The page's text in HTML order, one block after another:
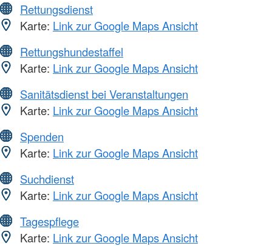
Rettungsdienst
Karte: Link zur Google Maps Ansicht
Rettungshundestaffel
Karte: Link zur Google Maps Ansicht
Sanitätsdienst bei Veranstaltungen
Karte: Link zur Google Maps Ansicht
Spenden
Karte: Link zur Google Maps Ansicht
Suchdienst
Karte: Link zur Google Maps Ansicht
Tagespflege
Karte: Link zur Google Maps Ansicht